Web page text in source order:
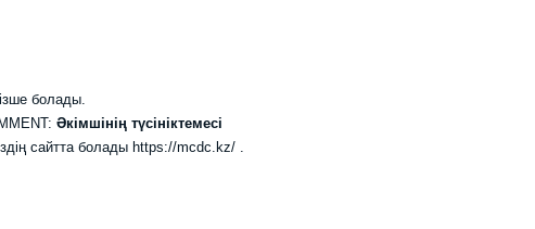
болады.
Әкімшінің түсініктемесі
сайтта болады https://mcdc.kz/ .